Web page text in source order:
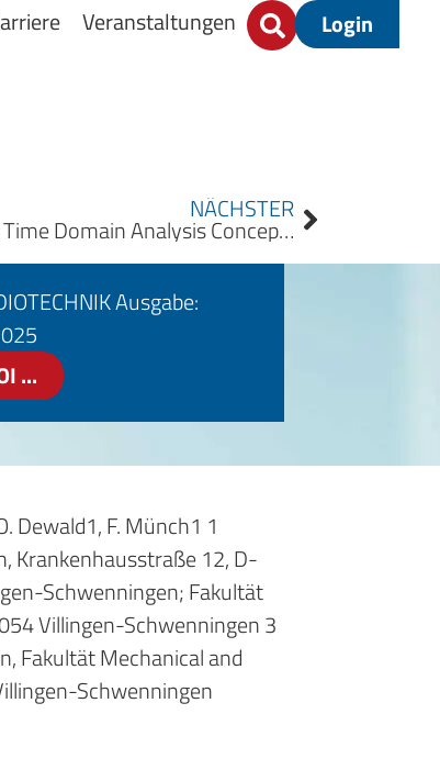
Veranstaltungen Login
NÄCHSTER
Evaluation of the Frequency and Time Domain Analysis Concepts in the Exploration of the Impact of ECLS during Acute Cardiac Failure Bewertung der Konzepte der Frequenz- und Zeitbereichsanalyse bei der Untersuchung der Auswirkungen von ECLS bei akutem Herzversagen
Ausgabe:
...
Dewald1, F. Münch1 1
Krankenhausstraße 12, D-
Schwenningen; Fakultät
Villingen-Schwenningen 3
Fakultät Mechanical and
Schwenningen